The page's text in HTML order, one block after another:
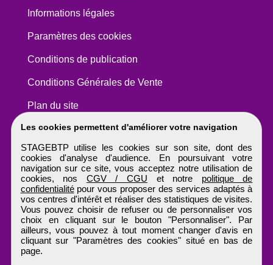
Les cookies permettent d'améliorer votre navigation
STAGEBTP utilise les cookies sur son site, dont des
cookies d'analyse d'audience. En poursuivant votre
navigation sur ce site, vous acceptez notre utilisation de
cookies, nos CGV / CGU et notre politique de
confidentialitépour vous proposer des services adaptés à
vos centres d'intérêt et réaliser des statistiques de visites.
Vous pouvez choisir de refuser ou de personnaliser vos
choix en cliquant sur le bouton "Personnaliser". Par
ailleurs, vous pouvez à tout moment changer d'avis en
cliquant sur "Paramètres des cookies" situé en bas de
page.
Informations légales
Paramètres des cookies
Conditions de publication
Conditions Générales de Vente
Plan du site